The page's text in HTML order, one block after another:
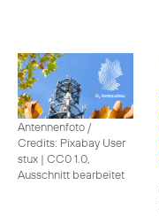
Antennenfoto /
Credits: Pixabay User
stux | CC0 1.0,
Ausschnitt bearbeitet